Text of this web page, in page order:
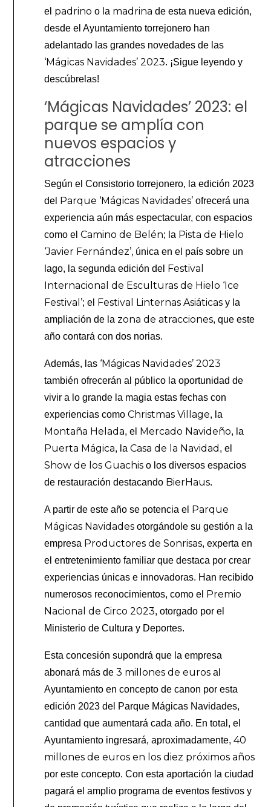
el padrino o la madrina de esta nueva edición,
desde el Ayuntamiento torrejonero han
adelantado las grandes novedades de las
‘Mágicas Navidades’ 2023. ¡Sigue leyendo y
descúbrelas!
‘Mágicas Navidades’ 2023: el
parque se amplía con
nuevos espacios y
atracciones
Según el Consistorio torrejonero, la edición 2023
del
Parque ‘Mágicas Navidades’ ofrecerá una
experiencia aún más espectacular, con espacios
como elCamino de Belén; la Pista de Hielo
‘Javier Fernández’, única en el país sobre un
lago, la segunda edición del
Festival
Internacional de Esculturas de Hielo ‘Ice
Festival’; el Festival Linternas Asiáticas y la
ampliación de la zona de atracciones, que este
año contará con dos norias.
Además, las ‘Mágicas Navidades’ 2023
también ofrecerán al público la oportunidad de
vivir a lo grande la magia estas fechas con
experiencias comoChristmas Village, la
Montaña Helada, el Mercado Navideño, la
Puerta Mágica, la Casa de la Navidad , el
Show de los Guachis o los diversos espacios
de restauración destacando BierHaus.
A partir de este año se potencia el
Parque
Mágicas Navidades otorgándole su gestión a la
empresa Productores de Sonrisas, experta en
el entretenimiento familiar que destaca por crear
experiencias únicas e innovadoras. Han recibido
numerosos reconocimientos, como el
Premio
Nacional de Circo 2023, otorgado por el
Ministerio de Cultura y Deportes.
Esta concesión supondrá que la empresa
abonará más de3 millones de euros al
Ayuntamiento en concepto de canon por esta
edición 2023 del Parque Mágicas Navidades,
cantidad que aumentará cada año. En total, el
Ayuntamiento ingresará, aproximadamente,40
millones de euros en los diez próximos años
por este concepto. Con esta aportación la ciudad
pagará el amplio programa de eventos festivos y